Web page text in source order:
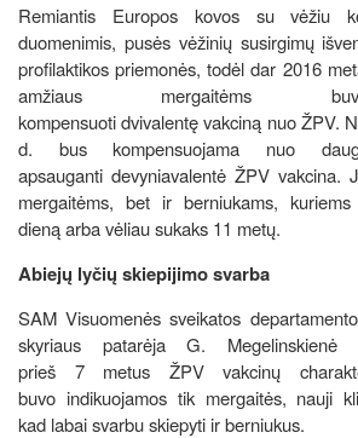
Remiantis Europos kovos su vėžiu
duomenimis, pusės vėžinių susirgimų
profilaktikos priemonės, todėl dar 2016
amžiaus mergaitėms
kompensuoti dvivalentę vakciną nuo ŽPV.
d. bus kompensuojama nuo
apsauganti devyniavalentė ŽPV vakcina.
mergaitėms, bet ir berniukams,
dieną arba vėliau sukaks 11 metų.
Abiejų lyčių skiepijimo svarba
SAM Visuomenės sveikatos
skyriaus patarėja G.
prieš 7 metus ŽPV vakcinų
buvo indikuojamos tik mergaitės, nauji
kad labai svarbu skiepyti ir berniukus.